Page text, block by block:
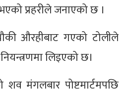
प्रहरीले जनाएको छ ।
औरहीबाट गएको टोलीले
लिइएको छ।
मंगलबार पोष्टमार्टमपछि